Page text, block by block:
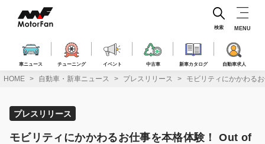
ス
車ニュース チューニング イベント 中古車 新車カタログ 自動車求人
検索 MENU
HOME 自動車・新車ニュース プレスリリース モビリティにかかわる
プレスリリース
モビリティにかかわるお仕事を本格体験！ Out of